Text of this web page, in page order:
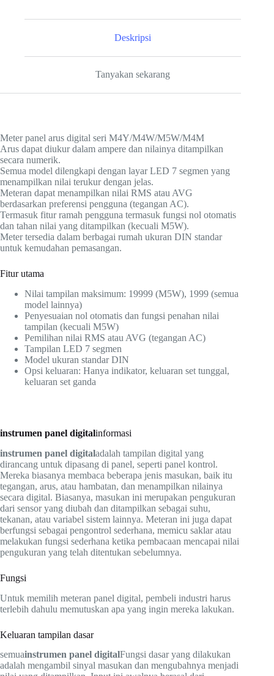
pp t
Deskripsi
Tanyakan sekarang
Meter panel arus digital seri M4Y/M4W/M5W/M4M
Arus dapat diukur dalam ampere dan nilainya ditampilkan
secara numerik.
Semua model dilengkapi dengan layar LED 7 segmen yang
menampilkan nilai terukur dengan jelas.
Meteran dapat menampilkan nilai RMS atau AVG
berdasarkan preferensi pengguna (tegangan AC).
Termasuk fitur ramah pengguna termasuk fungsi nol otomatis
dan tahan nilai yang ditampilkan (kecuali M5W).
Meter tersedia dalam berbagai rumah ukuran DIN standar
untuk kemudahan pemasangan.
Fitur utama
Nilai tampilan maksimum: 19999 (M5W), 1999 (semua
model lainnya)
Penyesuaian nol otomatis dan fungsi penahan nilai
tampilan (kecuali M5W)
Pemilihan nilai RMS atau AVG (tegangan AC)
Tampilan LED 7 segmen
Model ukuran standar DIN
Opsi keluaran: Hanya indikator, keluaran set tunggal,
keluaran set ganda
instrumen panel digitalinformasi
instrumen panel digitaladalah tampilan digital yang
dirancang untuk dipasang di panel, seperti panel kontrol.
Mereka biasanya membaca beberapa jenis masukan, baik itu
tegangan, arus, atau hambatan, dan menampilkan nilainya
secara digital. Biasanya, masukan ini merupakan pengukuran
dari sensor yang diubah dan ditampilkan sebagai suhu,
tekanan, atau variabel sistem lainnya. Meteran ini juga dapat
berfungsi sebagai pengontrol sederhana, memicu saklar atau
melakukan fungsi sederhana ketika pembacaan mencapai nilai
pengukuran yang telah ditentukan sebelumnya.
Fungsi
Untuk memilih meteran panel digital, pembeli industri harus
terlebih dahulu memutuskan apa yang ingin mereka lakukan.
Keluaran tampilan dasar
semuainstrumen panel digitalFungsi dasar yang dilakukan
adalah mengambil sinyal masukan dan mengubahnya menjadi